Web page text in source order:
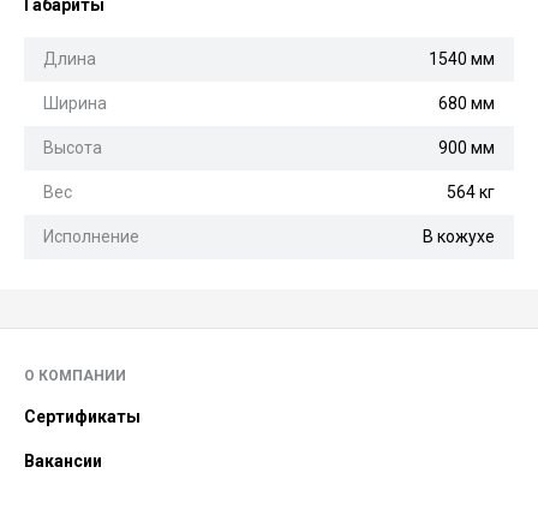
Габариты
Длина 1540 мм
Ширина 680 мм
Высота 900 мм
Вес 564 кг
Исполнение В кожухе
О КОМПАНИИ
Сертификаты
Вакансии